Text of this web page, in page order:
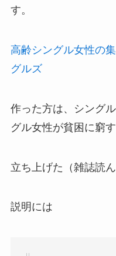
す。
高齢シングル女性の
グルズ
作った方は、シング
グル女性が貧困に窮
立ち上げた（雑誌読
説明には